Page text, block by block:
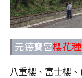
元德寶宮櫻花
八重櫻、富士櫻